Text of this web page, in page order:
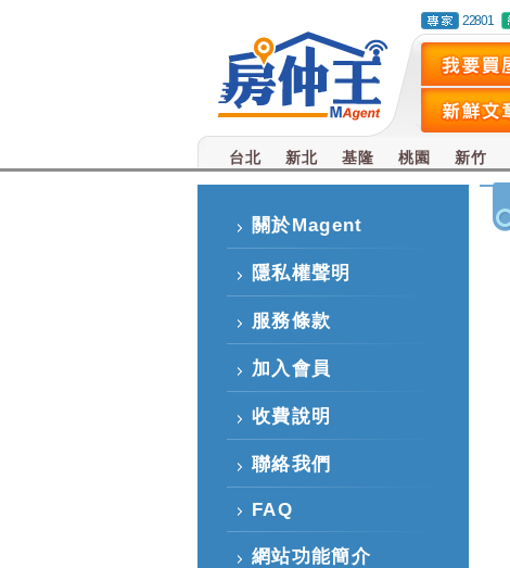
22801
台北 新北 基隆 桃園 新竹
關於Magent
隱私權聲明
服務條款
加入會員
收費說明
聯絡我們
FAQ
網站功能簡介